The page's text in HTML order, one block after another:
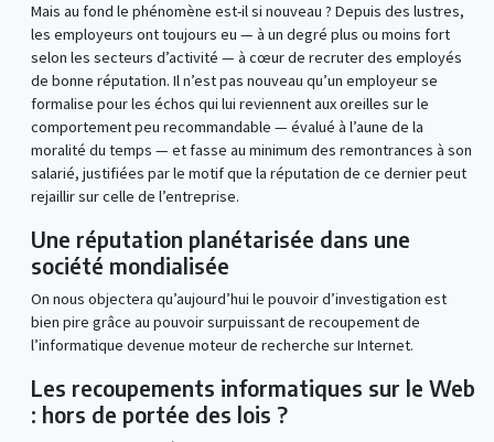
Mais au fond le phénomène est-il si nouveau ? Depuis des lustres,
les employeurs ont toujours eu — à un degré plus ou moins fort
selon les secteurs d’activité — à cœur de recruter des employés
de bonne réputation. Il n’est pas nouveau qu’un employeur se
formalise pour les échos qui lui reviennent aux oreilles sur le
comportement peu recommandable — évalué à l’aune de la
moralité du temps — et fasse au minimum des remontrances à son
salarié, justifiées par le motif que la réputation de ce dernier peut
rejaillir sur celle de l’entreprise.
Une réputation planétarisée dans une
société mondialisée
On nous objectera qu’aujourd’hui le pouvoir d’investigation est
bien pire grâce au pouvoir surpuissant de recoupement de
l’informatique devenue moteur de recherche sur Internet.
Les recoupements informatiques sur le Web
: hors de portée des lois ?